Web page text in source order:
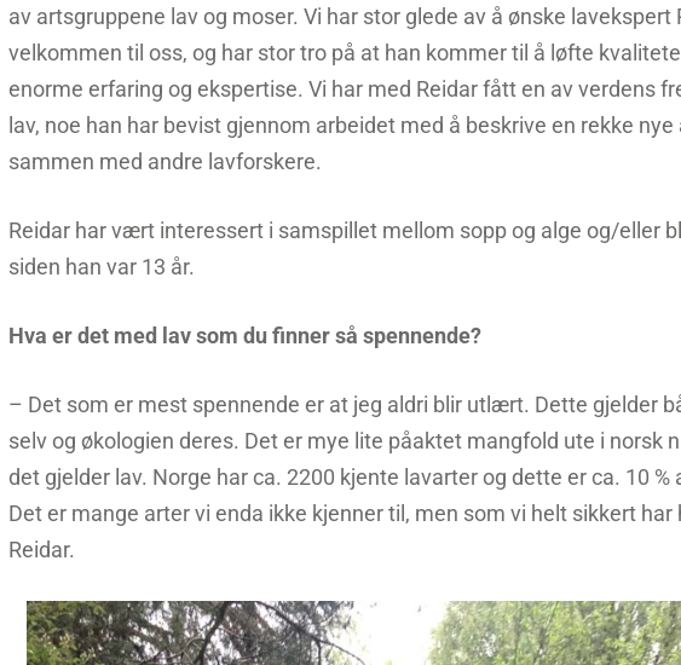
av artsgruppene lav og moser. Vi har stor glede av å ønske lavekspert
velkommen til oss, og har stor tro på at han kommer til å løfte
enorme erfaring og ekspertise. Vi har med Reidar fått en av verdens
lav, noe han har bevist gjennom arbeidet med å beskrive en rekke
sammen med andre lavforskere.
Reidar har vært interessert i samspillet mellom sopp og alge og/eller
siden han var 13 år.
Hva er det med lav som du finner så spennende?
– Det som er mest spennende er at jeg aldri blir utlært. Dette gjelder
selv og økologien deres. Det er mye lite påaktet mangfold ute i norsk
det gjelder lav. Norge har ca. 2200 kjente lavarter og dette er ca. 10 %
Det er mange arter vi enda ikke kjenner til, men som vi helt sikkert har
Reidar.